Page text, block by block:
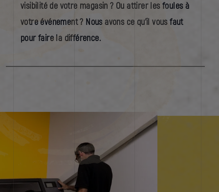
visibilité de votre magasin ? Ou attirer les foules à
votre événement ? Nous avons ce qu’il vous faut
pour faire la différence.